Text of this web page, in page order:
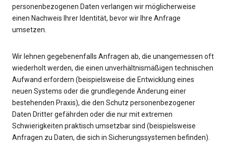
personenbezogenen Daten verlangen wir möglicherweise
einen Nachweis Ihrer Identität, bevor wir Ihre Anfrage
umsetzen.
Wir lehnen gegebenenfalls Anfragen ab, die unangemessen oft
wiederholt werden, die einen unverhältnismäßigen technischen
Aufwand erfordern (beispielsweise die Entwicklung eines
neuen Systems oder die grundlegende Änderung einer
bestehenden Praxis), die den Schutz personenbezogener
Daten Dritter gefährden oder die nur mit extremen
Schwierigkeiten praktisch umsetzbar sind (beispielsweise
Anfragen zu Daten, die sich in Sicherungssystemen befinden).